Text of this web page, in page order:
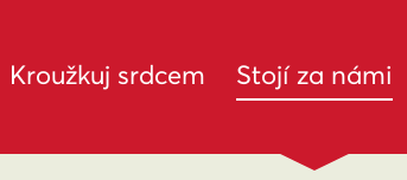
Kroužkuj srdcem Stojí za námi